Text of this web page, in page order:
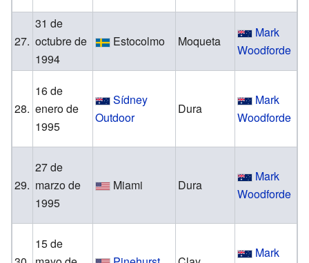
27.
31 de
octubre de
1994
Estocolmo Moqueta
Mark
Woodforde
28.
16 de
enero de
1995
Sídney
Outdoor
Dura
Mark
Woodforde
29.
27 de
marzo de
1995
Miami Dura
Mark
Woodforde
15 de
Mark